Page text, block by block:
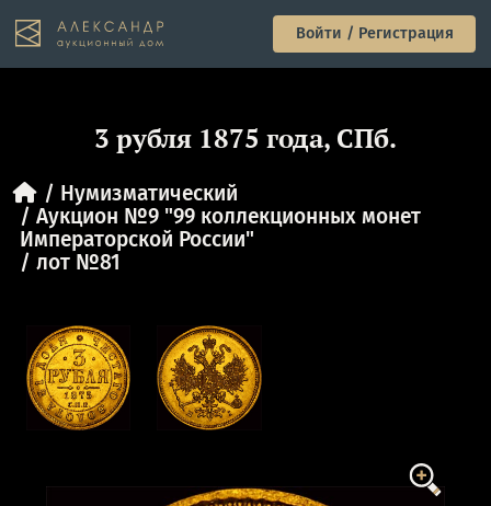
Войти / Регистрация
3 рубля 1875 года, СПб.
Нумизматический
Аукцион №9 "99 коллекционных монет
Императорской России"
лот №81